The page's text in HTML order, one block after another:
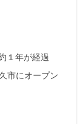
１年が経過
市にオープン